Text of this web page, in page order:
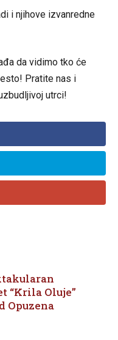
i njihove izvanredne
da vidimo tko će
Pratite nas i
utrci!
“Krila Oluje”
Opuzena